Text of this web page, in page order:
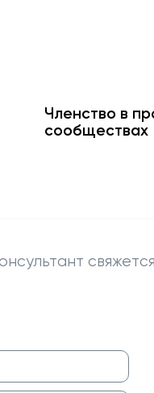
Членство в
сообществах